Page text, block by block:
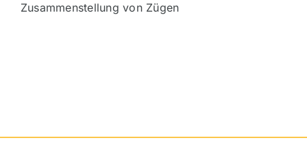
Zusammenstellung von Zügen